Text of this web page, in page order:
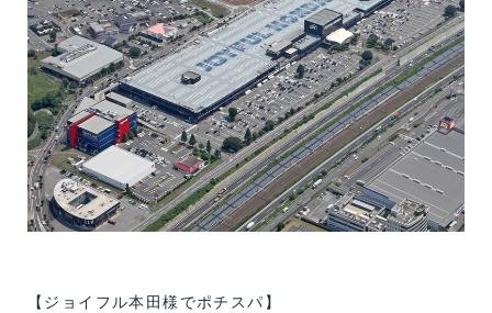
【ジョイフル本田様でポチスパ】